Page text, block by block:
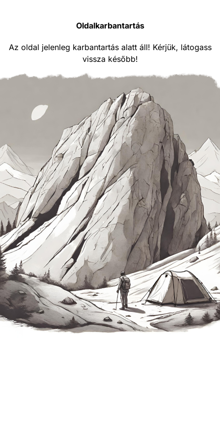
Oldalkarbantartás
Az oldal jelenleg karbantartás alatt áll! Kérjük, látogass
vissza később!